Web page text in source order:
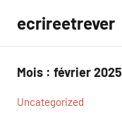
contenu
ecrireetrever
Mois : février 2025
Uncategorized